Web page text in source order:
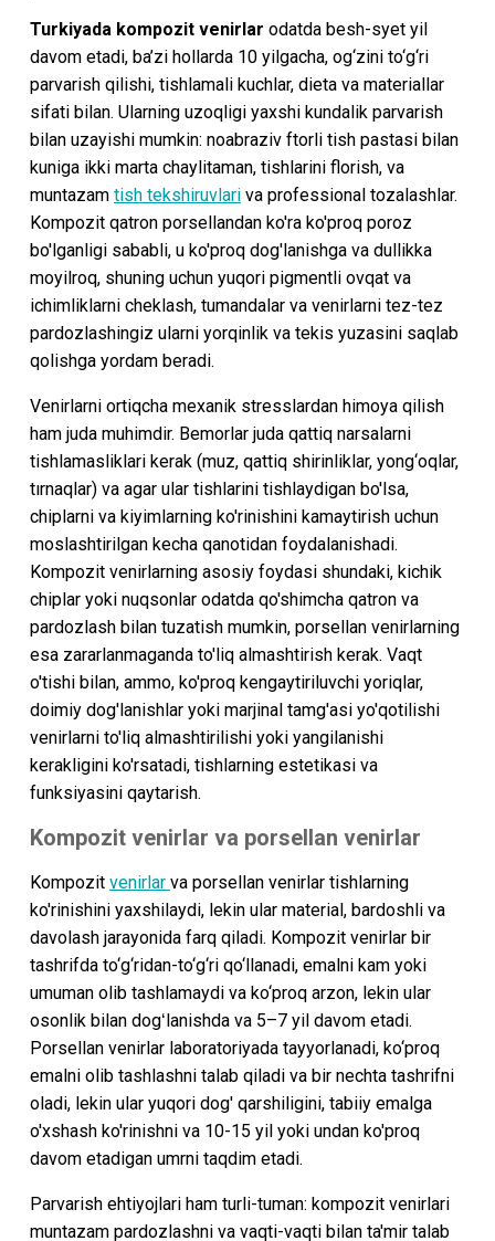
Turkiyada kompozit venirlar odatda besh-syet yil
davom etadi, ba’zi hollarda 10 yilgacha, og‘zini to‘g‘ri
parvarish qilishi, tishlamali kuchlar, dieta va materiallar
sifati bilan. Ularning uzoqligi yaxshi kundalik parvarish
bilan uzayishi mumkin: noabraziv ftorli tish pastasi bilan
kuniga ikki marta chaylitaman, tishlarini florish, va
muntazam tish tekshiruvlariva professional tozalashlar.
Kompozit qatron porsellandan ko'ra ko'proq poroz
bo'lganligi sababli, u ko'proq dog'lanishga va dullikka
moyilroq, shuning uchun yuqori pigmentli ovqat va
ichimliklarni cheklash, tumandalar va venirlarni tez-tez
pardozlashingiz ularni yorqinlik va tekis yuzasini saqlab
qolishga yordam beradi.
Venirlarni ortiqcha mexanik stresslardan himoya qilish
ham juda muhimdir. Bemorlar juda qattiq narsalarni
tishlamasliklari kerak (muz, qattiq shirinliklar, yong‘oqlar,
tırnaqlar) va agar ular tishlarini tishlaydigan bo'lsa,
chiplarni va kiyimlarning ko'rinishini kamaytirish uchun
moslashtirilgan kecha qanotidan foydalanishadi.
Kompozit venirlarning asosiy foydasi shundaki, kichik
chiplar yoki nuqsonlar odatda qo'shimcha qatron va
pardozlash bilan tuzatish mumkin, porsellan venirlarning
esa zararlanmaganda to'liq almashtirish kerak. Vaqt
o'tishi bilan, ammo, ko'proq kengaytiriluvchi yoriqlar,
doimiy dog'lanishlar yoki marjinal tamg'asi yo'qotilishi
venirlarni to'liq almashtirilishi yoki yangilanishi
kerakligini ko'rsatadi, tishlarning estetikasi va
funksiyasini qaytarish.
Kompozit venirlar va porsellan venirlar
Kompozit venirlar va porsellan venirlar tishlarning
ko'rinishini yaxshilaydi, lekin ular material, bardoshli va
davolash jarayonida farq qiladi. Kompozit venirlar bir
tashrifda to‘g‘ridan-to‘g‘ri qo‘llanadi, emalni kam yoki
umuman olib tashlamaydi va ko‘proq arzon, lekin ular
osonlik bilan dogʻlanishda va 5–7 yil davom etadi.
Porsellan venirlar laboratoriyada tayyorlanadi, ko‘proq
emalni olib tashlashni talab qiladi va bir nechta tashrifni
oladi, lekin ular yuqori dog' qarshiligini, tabiiy emalga
o'xshash ko'rinishni va 10-15 yil yoki undan ko'proq
davom etadigan umrni taqdim etadi.
Parvarish ehtiyojlari ham turli-tuman: kompozit venirlari
muntazam pardozlashni va vaqti-vaqti bilan ta'mir talab